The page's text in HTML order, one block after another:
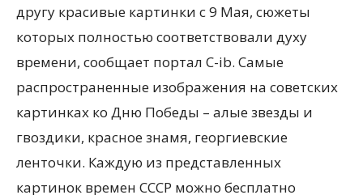
другу красивые картинки с 9 Мая, сюжеты
которых полностью соответствовали духу
времени, сообщает портал C-ib. Самые
распространенные изображения на советских
картинках ко Дню Победы – алые звезды и
гвоздики, красное знамя, георгиевские
ленточки. Каждую из представленных
картинок времен СССР можно бесплатно